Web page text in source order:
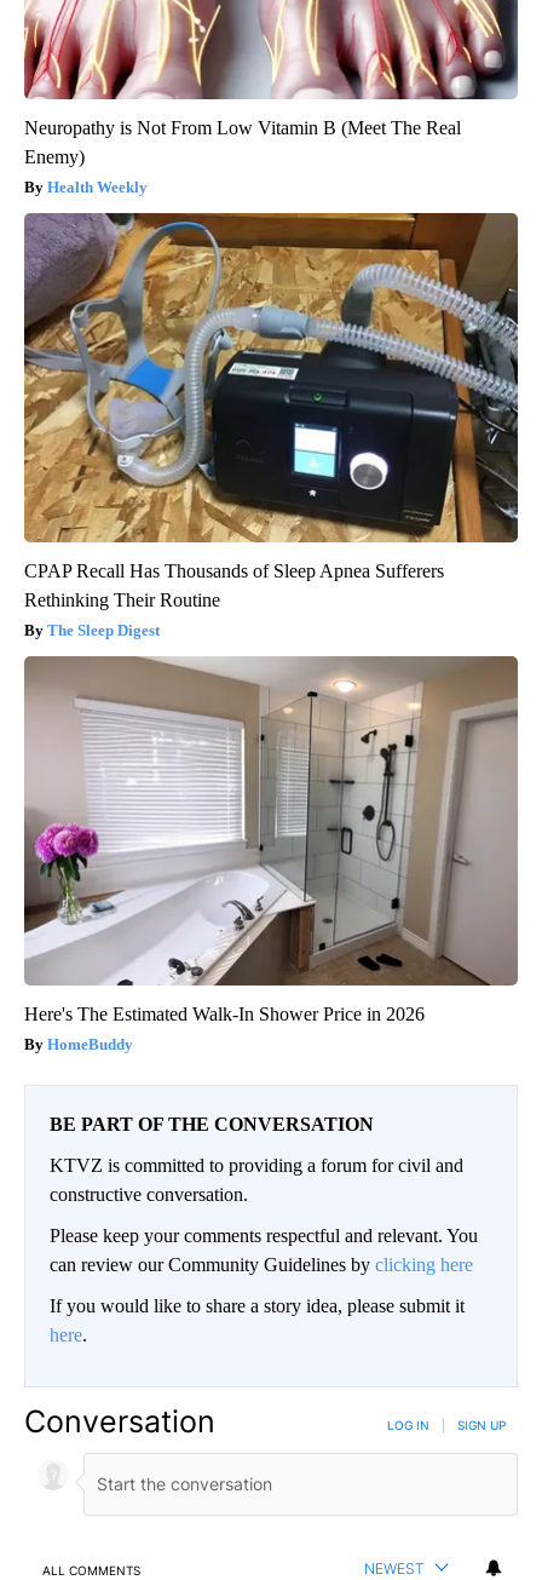
Neuropathy is Not From Low Vitamin B (Meet The Real
Enemy)
Health Weekly
CPAP Recall Has Thousands of Sleep Apnea Sufferers
Rethinking Their Routine
The Sleep Digest
Here's The Estimated Walk-In Shower Price in 2026
HomeBuddy
BE PART OF THE CONVERSATION
KTVZ is committed to providing a forum for civil and
constructive conversation.
Please keep your comments respectful and relevant. You
can review our Community Guidelines by clicking here
If you would like to share a story idea, please submit it
here.
Conversation LOG IN SIGN UP
ALL COMMENTS NEWEST